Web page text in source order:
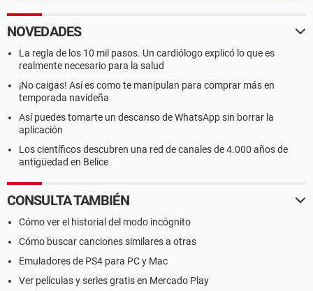
NOVEDADES
La regla de los 10 mil pasos. Un cardiólogo explicó lo que es
realmente necesario para la salud
¡No caigas! Así es como te manipulan para comprar más en
temporada navideña
Así puedes tomarte un descanso de WhatsApp sin borrar la
aplicación
Los científicos descubren una red de canales de 4.000 años de
antigüedad en Belice
CONSULTA TAMBIÉN
Cómo ver el historial del modo incógnito
Cómo buscar canciones similares a otras
Emuladores de PS4 para PC y Mac
Ver películas y series gratis en Mercado Play